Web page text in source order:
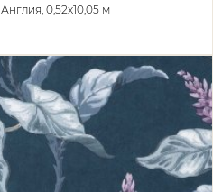
Англия, 0,52x10,05 м